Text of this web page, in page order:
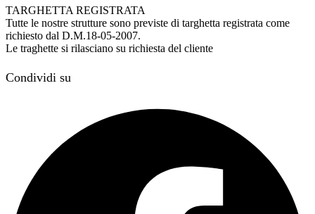
TARGHETTA REGISTRATA
Tutte le nostre strutture sono previste di targhetta registrata come
richiesto dal D.M.18-05-2007.
Le traghette si rilasciano su richiesta del cliente
Condividi su